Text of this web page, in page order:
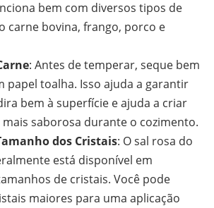
bem com diversos tipos de
carne bovina, frango, porco e
: Antes de temperar, seque bem
papel toalha. Isso ajuda a garantir
bem à superfície e ajuda a criar
saborosa durante o cozimento.
dos Cristais: O sal rosa do
está disponível em
de cristais. Você pode
maiores para uma aplicação